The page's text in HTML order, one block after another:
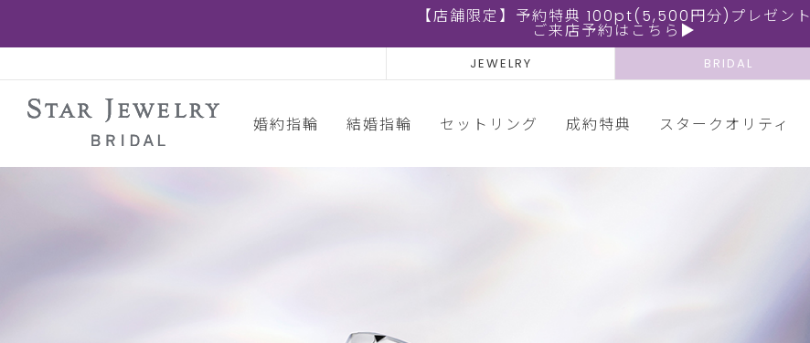
【店舗限定】予約特典 100pt(5,500円分)プレゼント
ご来店予約はこちら▶
JEWELRY BRIDAL
婚約指輪 結婚指輪 セットリング 成約特典 スタークオリティ